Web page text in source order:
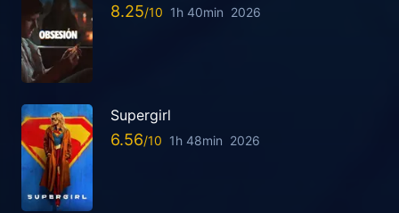
8.25 1h 40min 2026
Supergirl
6.56 1h 48min 2026